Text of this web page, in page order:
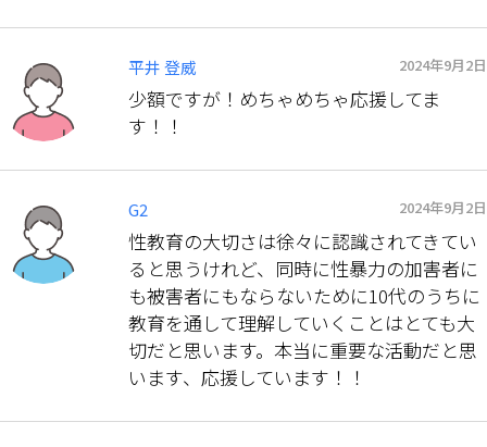
平井 登威 2024年9月2日
少額ですが！めちゃめちゃ応援してま
す！！
G2 2024年9月2日
性教育の大切さは徐々に認識されてきてい
ると思うけれど、同時に性暴力の加害者に
も被害者にもならないために10代のうちに
教育を通して理解していくことはとても大
切だと思います。本当に重要な活動だと思
います、応援しています！！